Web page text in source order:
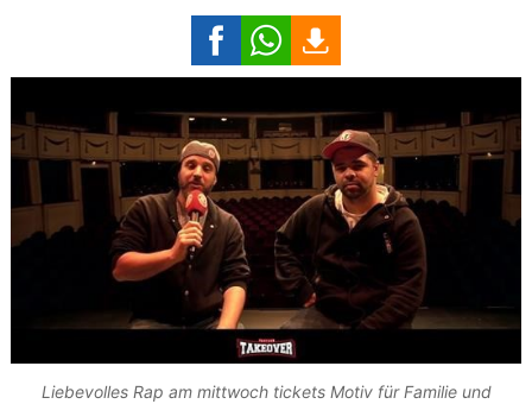
Liebevolles Rap am mittwoch tickets Motiv für Familie und